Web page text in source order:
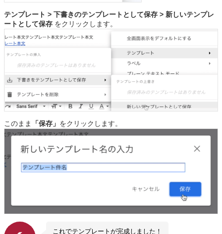
テンプレート > 下書きのテンプレートとして保存 > 新しいテンプレ
ートとして保存 をクリックします。
このまま 「保存」 をクリックします。
これでテンプレートが完成しました！